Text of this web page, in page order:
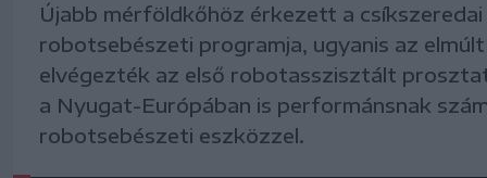
Újabb mérföldkőhöz érkezett a
robotsebészeti programja, ugyanis az
elvégezték az első robotasszisztált
a Nyugat-Európában is performánsnak
robotsebészeti eszközzel.